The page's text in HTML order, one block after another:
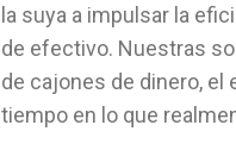
la suya a impulsar la
de efectivo. Nuestras
de cajones de dinero,
tiempo en lo que